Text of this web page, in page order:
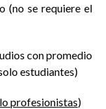
(no se requiere el
con promedio
estudiantes)
profesionistas)